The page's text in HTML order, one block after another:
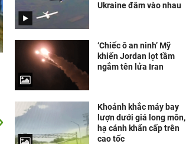
Ukraine đâm vào nhau
‘Chiếc ô an ninh’ Mỹ
khiến Jordan lọt tầm
ngắm tên lửa Iran
Khoảnh khắc máy bay
lượn dưới giá long môn,
hạ cánh khẩn cấp trên
cao tốc